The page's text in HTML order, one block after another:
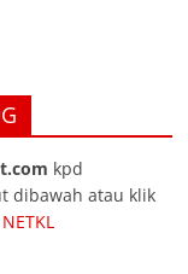
kpd
dibawah atau klik